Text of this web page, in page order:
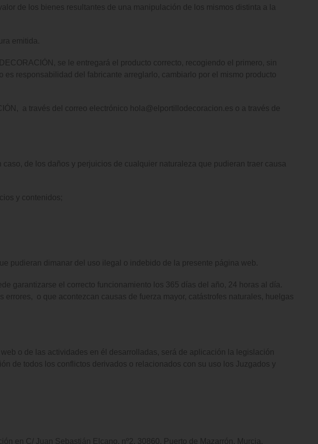
de los bienes resultantes de una manipulación de los mismos distinta a la
emitida.
se le entregará el producto correcto, recogiendo el primero, sin
responsabilidad del fabricante arreglarlo, cambiarlo por el mismo producto
a través del correo electrónico hola@elportillodecoracion.es o a través de
de los daños y perjuicios de cualquier naturaleza que pudieran traer causa
y contenidos;
pudieran dimanar del uso ilegal o indebido de la presente página web.
garantizarse el correcto funcionamiento los 365 días del año, 24 horas al día.
o que acontezcan causas de fuerza mayor, catástrofes naturales, huelgas
o de las actividades en él desarrolladas, será de aplicación la legislación
de todos los conflictos derivados o relacionados con su uso los Juzgados y
en C/ Juan Sebastián Elcano, nº2, 30860, Puerto de Mazarrón, Murcia.